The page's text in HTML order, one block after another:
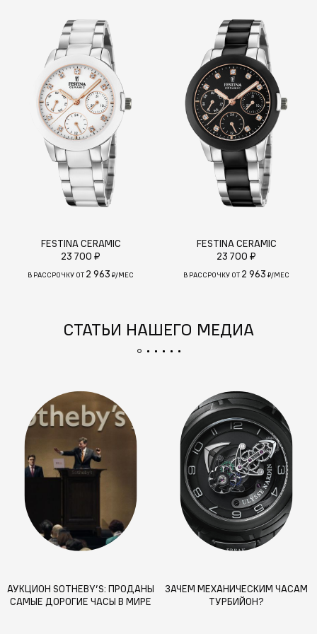
FESTINA CERAMIC
23 700 ₽
В РАССРОЧКУ ОТ 2 963 ₽/МЕС
FESTINA CERAMIC
23 700 ₽
В РАССРОЧКУ ОТ 2 963 ₽/МЕС
СТАТЬИ НАШЕГО МЕДИА
АУКЦИОН SOTHEBY’S: ПРОДАНЫ
САМЫЕ ДОРОГИЕ ЧАСЫ В МИРЕ
ЗАЧЕМ МЕХАНИЧЕСКИМ ЧАСАМ
ТУРБИЙОН?